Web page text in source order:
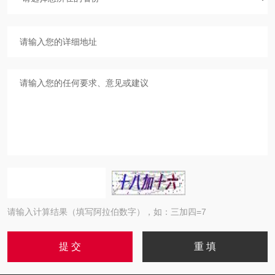
请输入计算结果（填写阿拉伯数字），如：三加四=7